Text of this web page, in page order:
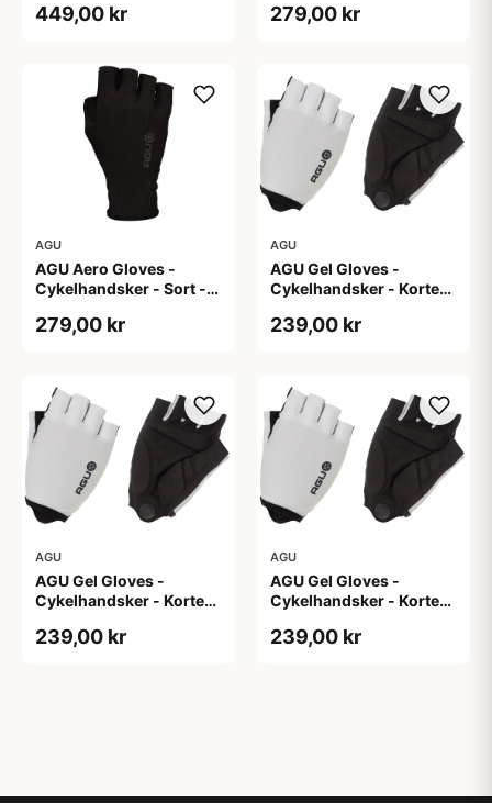
449,00 kr 279,00 kr
AGU
AGU Aero Gloves -
Cykelhandsker - Sort -
279,00 kr
AGU
AGU Gel Gloves -
Cykelhandsker - Korte
239,00 kr
AGU
AGU Gel Gloves -
Cykelhandsker - Korte
239,00 kr
AGU
AGU Gel Gloves -
Cykelhandsker - Korte
239,00 kr